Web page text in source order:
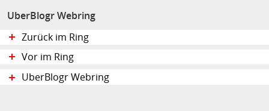
UberBlogr Webring
Zurück im Ring
Vor im Ring
UberBlogr Webring